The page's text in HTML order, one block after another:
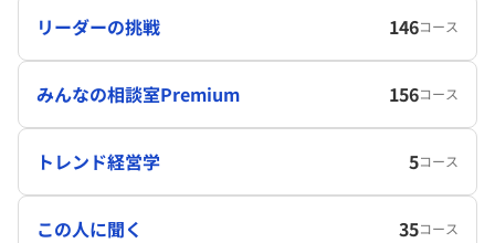
リーダーの挑戦 146コース
みんなの相談室Premium 156コース
トレンド経営学 5コース
この人に聞く 35コース